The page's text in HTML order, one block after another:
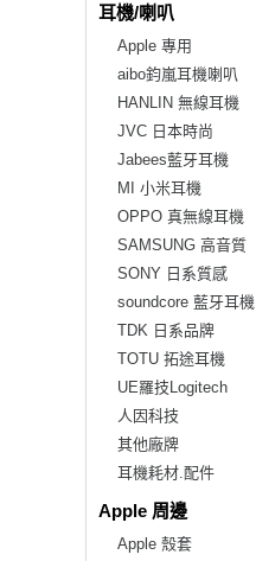
耳機/喇叭
Apple 專用
aibo鈞嵐耳機喇叭
HANLIN 無線耳機
JVC 日本時尚
Jabees藍牙耳機
MI 小米耳機
OPPO 真無線耳機
SAMSUNG 高音質
SONY 日系質感
soundcore 藍牙耳機
TDK 日系品牌
TOTU 拓途耳機
UE羅技Logitech
人因科技
其他廠牌
耳機耗材.配件
Apple 周邊
Apple 殼套